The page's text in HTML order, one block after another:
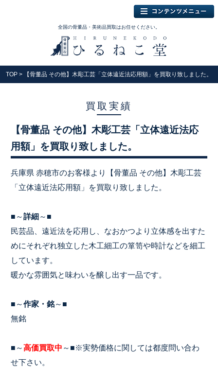
全国の骨董品・美術品買取はお任せください。
TOP > 【骨董品 その他】木彫工芸「立体遠近法応用額」を買取り致しました。
買取実績
【骨董品 その他】木彫工芸「立体遠近法応
用額」を買取り致しました。
兵庫県 赤穂市のお客様より【骨董品 その他】木彫工芸
「立体遠近法応用額」を買取り致しました。
■～詳細 ～■
民芸品、遠近法を応用し、なおかつより立体感を出すた
めにそれぞれ独立した木工細工の箪笥や時計などを細工
しています。
暖かな雰囲気と味わいを醸し出す一品です。
■～作家・銘～■
無銘
■～ 高価買取中 ～■※実勢価格に関しては都度問い合わ
せ下さい。